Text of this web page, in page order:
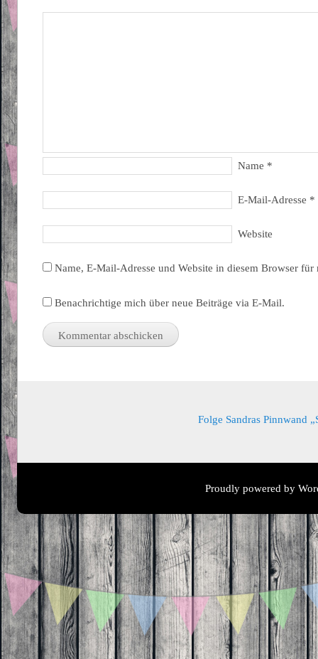
Name *
E-Mail-Adresse *
Website
Name, E-Mail-Adresse und Website in diesem Browser
Benachrichtige mich über neue Beiträge via E-Mail.
Folge Sandras Pinnwand
Proudly powered by